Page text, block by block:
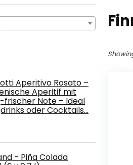
Aperitivo Rosato –
Aperitif mit
Note – Ideal
oder Cocktails…
- Piña Colada